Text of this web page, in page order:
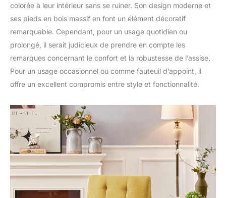
colorée à leur intérieur sans se ruiner. Son design moderne et
ses pieds en bois massif en font un élément décoratif
remarquable. Cependant, pour un usage quotidien ou
prolongé, il serait judicieux de prendre en compte les
remarques concernant le confort et la robustesse de l’assise.
Pour un usage occasionnel ou comme fauteuil d’appoint, il
offre un excellent compromis entre style et fonctionnalité.